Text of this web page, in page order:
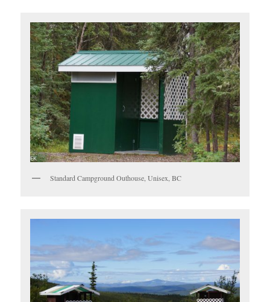
Standard Campground Outhouse, Unisex, BC